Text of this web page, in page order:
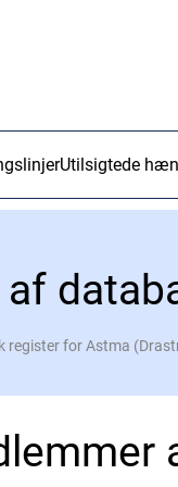
Utilsigtede
register for Astma